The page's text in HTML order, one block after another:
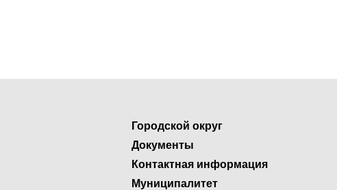
Городской округ
Документы
Контактная информация
Муниципалитет